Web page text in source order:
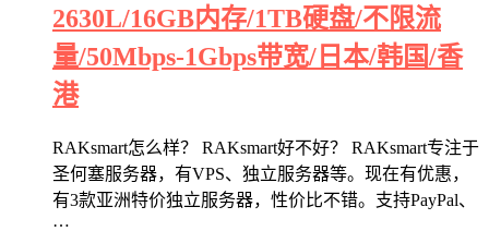
2630L/16GB内存/1TB硬盘/不限流
量/50Mbps-1Gbps带宽/日本/韩国/香
港
RAKsmart怎么样？ RAKsmart好不好？ RAKsmart专注于
圣何塞服务器，有VPS、独立服务器等。现在有优惠，
有3款亚洲特价独立服务器，性价比不错。支持PayPal、
…